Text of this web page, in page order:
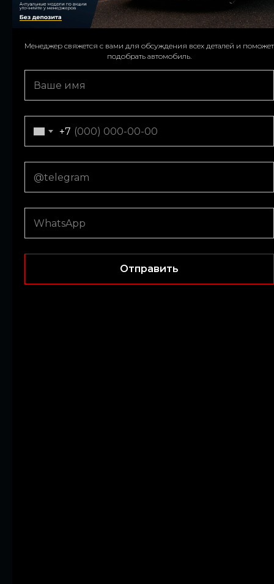
Instagram
We’ll contact you to confirm details and assist with your car choice.
Submit
Менеджер свяжется с вами для обсуждения всех деталей и поможет
подобрать автомобиль.
+7
Отправить